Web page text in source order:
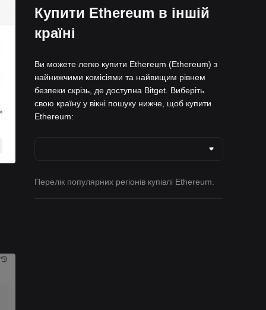
Купити Ethereum в іншій
країні
Ви можете легко купити Ethereum (Ethereum) з
найнижчими комісіями та найвищим рівнем
безпеки скрізь, де доступна Bitget. Виберіть
свою країну у вікні пошуку нижче, щоб купити
Ethereum:
Перелік популярних регіонів купівлі Ethereum.